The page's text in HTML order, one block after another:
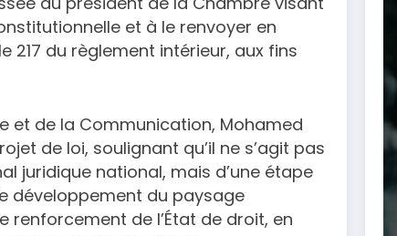
et à le renvoyer en
du règlement intérieur, aux fins
et de la Communication, Mohamed
de loi, soulignant qu’il ne s’agit pas
juridique national, mais d’une étape
développement du paysage
renforcement de l’État de droit, en